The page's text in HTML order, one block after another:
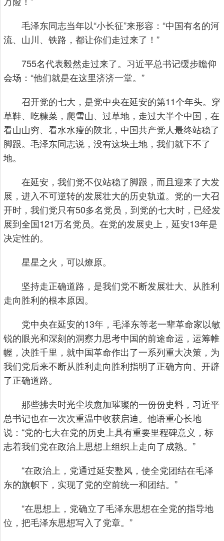
毛泽东同志当年以“小长征”来形容：“中国有名的河
流、山川、铁路，都让你们走过来了！”
755名代表毅然走过来了。习近平总书记缓步瞻仰
会场：“他们就是在这里济济一堂。”
召开党的七大，是党中央在延安的第11个年头。穿
草鞋、吃糠菜，爬雪山、过草地，走过大半个中国，在
看山山穷、看水水瘦的陕北，中国共产党人最终站稳了
脚跟。毛泽东同志说，没有这块土地，我们就下不了
地。
在延安，我们党不仅站稳了脚跟，而且迎来了大发
展，进入不可逆转的发展壮大的历史轨道。党的一大召
开时，我们党只有50多名党员，到党的七大时，已经发
展到全国121万名党员。在党的发展史上，延安13年是
决定性的。
星星之火，可以燎原。
坚持走正确道路，是我们党不断发展壮大、从胜利
走向胜利的根本原因。
党中央在延安的13年，毛泽东等老一辈革命家以敏
锐的眼光和深刻的洞察力思考中国的前途命运，运筹帷
幄，决胜千里，就中国革命作出了一系列重大决策，为
我们党后来不断从胜利走向胜利指明了正确方向、开辟
了正确道路。
那些拂去时光尘埃愈加璀璨的一份份史料，习近平
总书记也在一次次重温中收获启迪。他语重心长地
说：“党的七大在党的历史上具有重要里程碑意义，标
志着我们党在政治上思想上组织上走向了成熟。”
“在政治上，党通过延安整风，使全党团结在毛泽
东的旗帜下，实现了党的空前统一和团结。”
“在思想上，党确立了毛泽东思想在全党的指导地
位，把毛泽东思想写入了党章。”